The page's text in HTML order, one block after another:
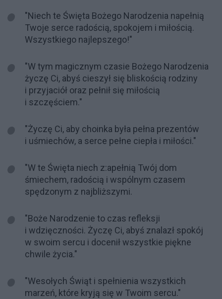
"Niech te Święta Bożego Narodzenia napełnią
Twoje serce radością, spokojem i miłością.
Wszystkiego najlepszego!"
"W tym magicznym czasie Bożego Narodzenia
życzę Ci, abyś cieszył się bliskością rodziny
i przyjaciół oraz pełnił się miłością
i szczęściem."
"Życzę Ci, aby choinka była pełna prezentów
i uśmiechów, a serce pełne ciepła i miłości."
"W te Święta niech z:apełnią Twój dom
śmiechem, radością i wspólnym czasem
spędzonym z najbliższymi.
"Boże Narodzenie to czas refleksji
i wdzięczności. Życzę Ci, abyś znalazł spokój
w swoim sercu i docenił wszystkie piękne
chwile życia."
"Wesołych Świąt i spełnienia wszystkich
marzeń, które kryją się w Twoim sercu."